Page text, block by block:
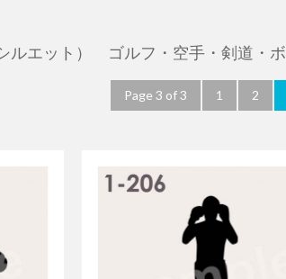
ルエット） ゴルフ・空手・剣道・
Page 3 of 3 1 2